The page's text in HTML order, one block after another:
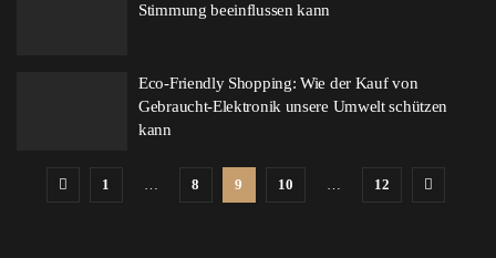
Stimmung beeinflussen kann
Eco-Friendly Shopping: Wie der Kauf von
Gebraucht-Elektronik unsere Umwelt schützen
kann
1 … 8 9 10 … 12